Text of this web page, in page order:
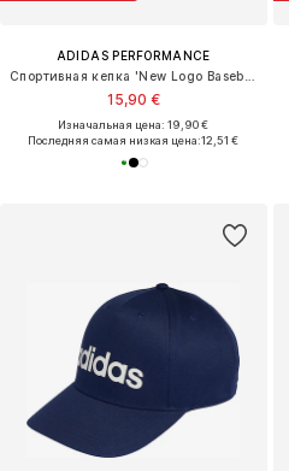
ADIDAS PERFORMANCE
15,90 €
Изначальная цена: 19,90 €
Последняя самая низкая цена:12,51 €